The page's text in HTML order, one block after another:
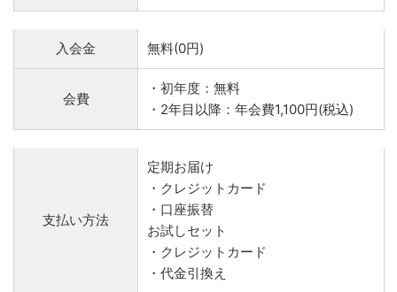
入会金 無料(0円)
会費
・初年度：無料
・2年目以降：年会費1,100円(税込)
支払い方法
定期お届け
・クレジットカード
・口座振替
お試しセット
・クレジットカード
・代金引換え